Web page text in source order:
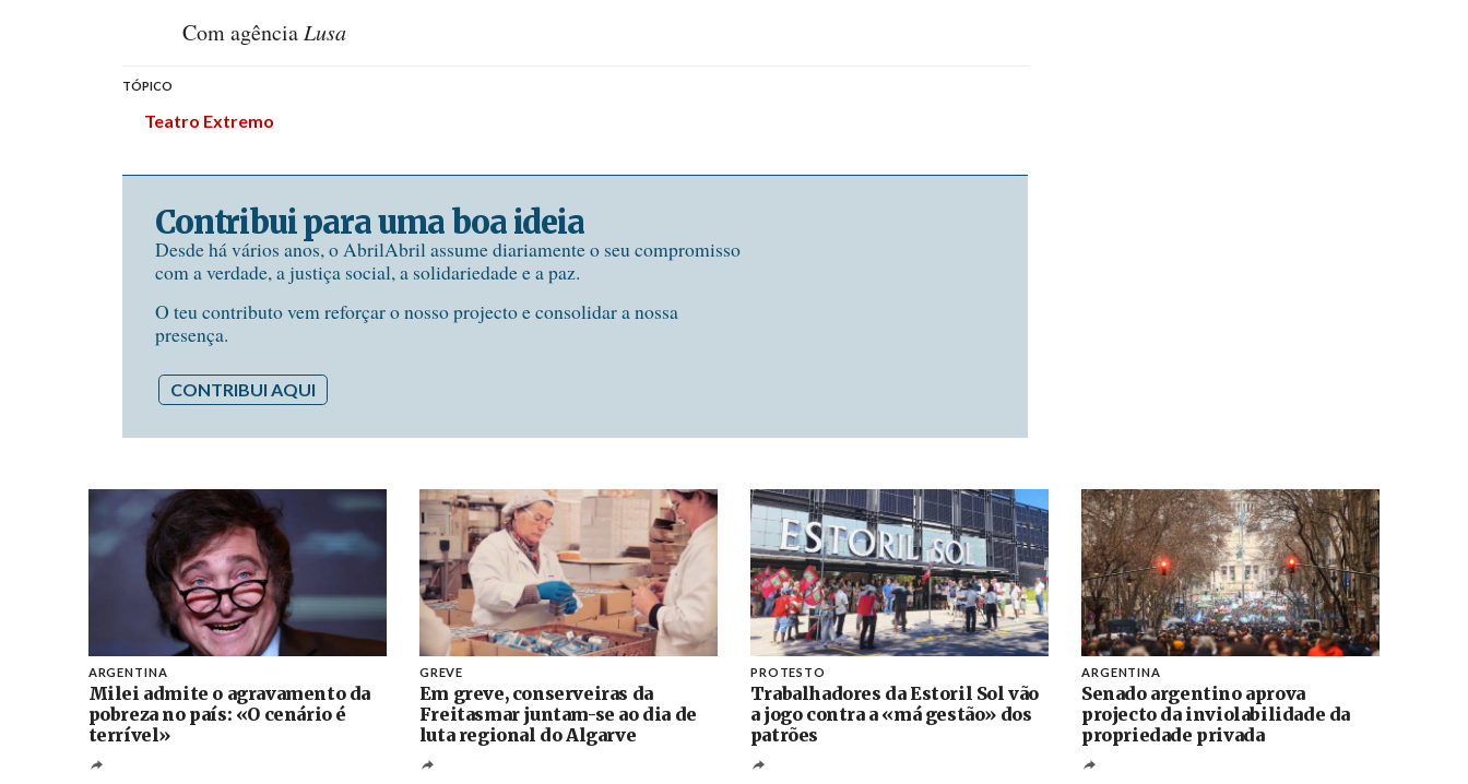
Com agênciaLusa
TÓPICO
Teatro Extremo
Contribui para uma boa ideia
Desde há vários anos, o AbrilAbril assume diariamente o seu compromisso
com a verdade, a justiça social, a solidariedade e a paz.
O teu contributo vem reforçar o nosso projecto e consolidar a nossa
presença.
CONTRIBUI AQUI
ARGENTINA
Milei admite o agravamento da
pobreza no país: «O cenário é
terrível»
GREVE
Em greve, conserveiras da
Freitasmar juntam-se ao dia de
luta regional do Algarve
PROTESTO
Trabalhadores da Estoril Sol vão
a jogo contra a «má gestão» dos
patrões
ARGENTINA
Senado argentino aprova
projecto da inviolabilidade da
propriedade privada